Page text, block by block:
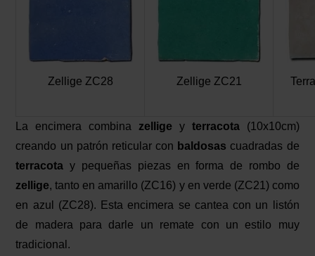
Zellige ZC28 Zellige ZC21
La encimera combina zellige y terracota(10x10cm)
creando un patrón reticular con baldosas cuadradas de
terracota y pequeñas piezas en forma de rombo de
zellige, tanto en amarillo (ZC16) y en verde (ZC21) como
en azul (ZC28). Esta encimera se cantea con un listón
de madera para darle un remate con un estilo muy
tradicional.